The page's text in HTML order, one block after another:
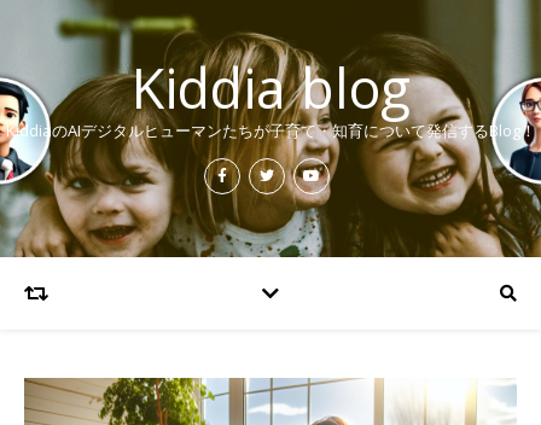
Kiddia blog
KiddiaのAIデジタルヒューマンたちが子育て・知育について発信するBlog！